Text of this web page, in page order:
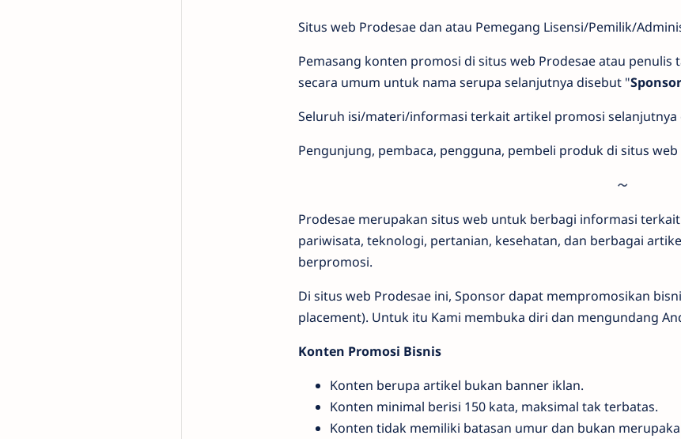
Situs web Prodesae dan atau Pemegang Lisensi/Pemilik/
Pemasang konten promosi di situs web Prodesae atau penulis
secara umum untuk nama serupa selanjutnya disebut "Sponsor
Seluruh isi/materi/informasi terkait artikel promosi selanjutnya
Pengunjung, pembaca, pengguna, pembeli produk di situs
Prodesae merupakan situs web untuk berbagi informasi
pariwisata, teknologi, pertanian, kesehatan, dan berbagai
berpromosi.
Di situs web Prodesae ini, Sponsor dapat mempromosikan
placement). Untuk itu Kami membuka diri dan mengundang
Konten Promosi Bisnis
Konten berupa artikel bukan banner iklan.
Konten minimal berisi 150 kata, maksimal tak terbatas.
Konten tidak memiliki batasan umur dan bukan